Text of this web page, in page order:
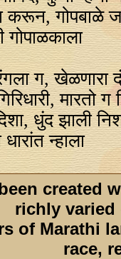
करून, गोपबाळे
ग, खेळणारा
मारतो
धुंद झाली
न्हाला
created
richly varied
of Marathi
race,